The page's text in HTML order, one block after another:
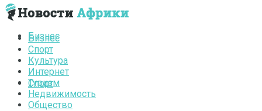
Бизнес
Спорт
Бизнес
Спорт
Культура
Интернет
Туризм
Недвижимость
Общество